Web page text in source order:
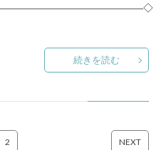
続きを読む
2 NEXT